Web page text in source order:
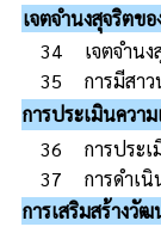
เจตจำนงสุจริตข
34
เจตจำน
35
การมีสา
การประเมินควา
36
การประ
37
การดำเนิ
การเสริมสร้างวั